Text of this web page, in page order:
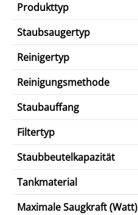
Produkttyp
Staubsaugertyp
Reinigertyp
Reinigungsmethode
Staubauffang
Filtertyp
Staubbeutelkapazität
Tankmaterial
Maximale Saugkraft (Watt)